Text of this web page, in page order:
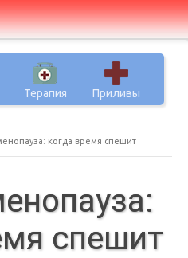
Терапия Приливы
когда время спешит
спешит